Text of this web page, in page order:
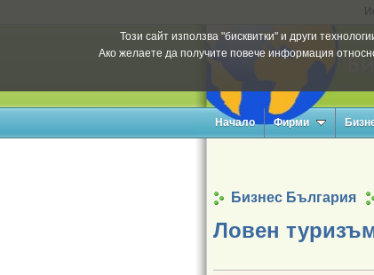
Този сайт използва "бисквитки" и други
Ако желаете да получите повече информация
Начало Фирми
Бизнес България
Ловен